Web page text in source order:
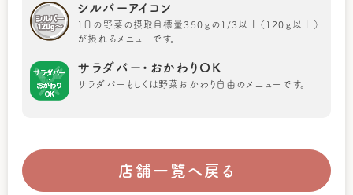
シルバーアイコン
1日の野菜の摂取目標量350ｇの1/3以上（120ｇ以上）
が摂れるメニューです。
サラダバー・おかわりOK
サラダバーもしくは野菜おかわり自由のメニューです。
店舗一覧へ戻る